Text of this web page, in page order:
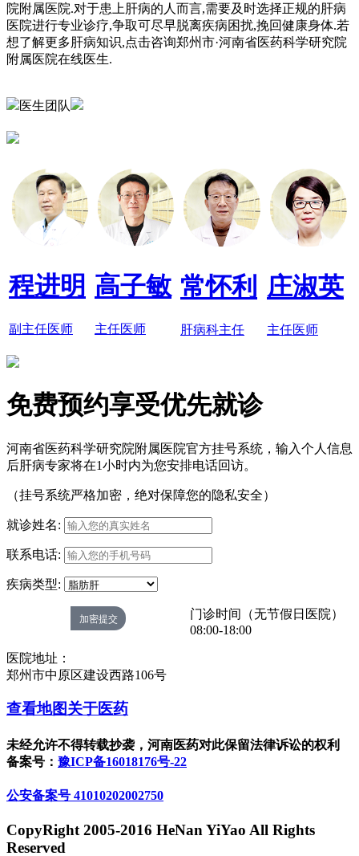
院附属医院.对于患上肝病的人而言,需要及时选择正规的肝病
医院进行专业诊疗,争取可尽早脱离疾病困扰,挽回健康身体.若
想了解更多肝病知识,点击咨询郑州市·河南省医药科学研究院
附属医院在线医生.
医生团队
程进明
副主任医师
高子敏
主任医师
常怀利
肝病科主任
庄淑英
主任医师
免费预约享受优先就诊
河南省医药科学研究院附属医院官方挂号系统，输入个人信息
后肝病专家将在1小时内为您安排电话回访。
（挂号系统严格加密，绝对保障您的隐私安全）
就诊姓名:
联系电话:
疾病类型:
门诊时间（无节假日医院）
08:00-18:00
医院地址：
郑州市中原区建设西路106号
查看地图关于医药
未经允许不得转载抄袭，河南医药对此保留法律诉讼的权利
备案号： 豫ICP备16018176号-22
公安备案号 41010202002750
CopyRight 2005-2016 HeNan YiYao All Rights
Reserved